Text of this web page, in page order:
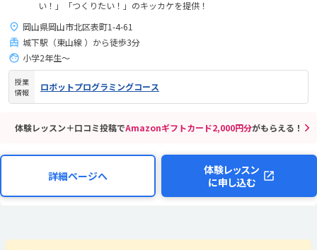
い！」「つくりたい！」のキッカケを提供！
岡山県岡山市北区表町1-4-61
城下駅（東山線 ）から徒歩3分
小学2年生〜
授業
情報
ロボットプログラミングコース
体験レッスン＋口コミ投稿でAmazonギフトカード2,000円分がもらえる！
詳細ページへ
体験レッスン
に申し込む